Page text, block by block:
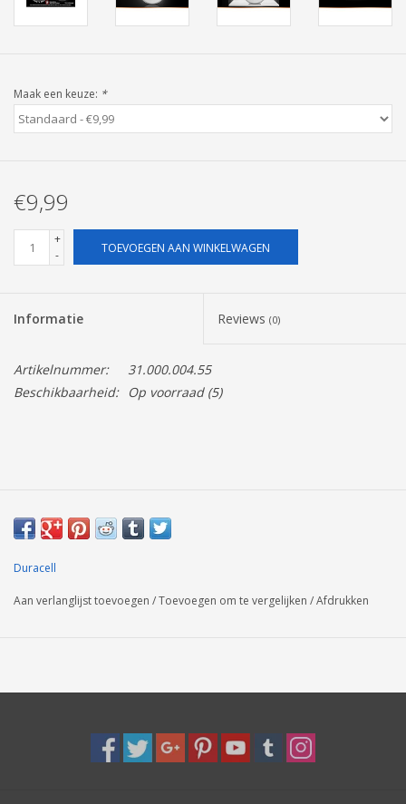
Pasen
Maak een keuze: *
€9,99
+
-
TOEVOEGEN AAN WINKELWAGEN
Informatie Reviews (0)
Artikelnummer:
31.000.004.55
Beschikbaarheid:
Op voorraad(5)
Duracell
Aan verlanglijst toevoegen /Toevoegen om te vergelijken /Afdrukken